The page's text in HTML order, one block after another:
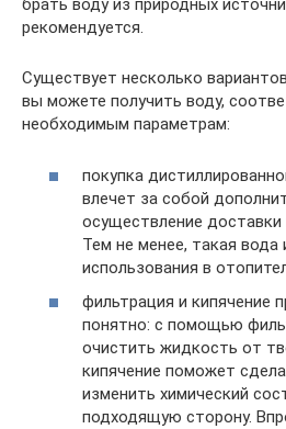
брать воду из природных
рекомендуется.
Существует несколько
вы можете получить воду,
необходимым параметрам:
покупка
влечет за собой
осуществление доставки
Тем не менее, такая
использования в
фильтрация и кипячение
понятно: с помощью
очистить жидкость от
кипячение поможет
изменить химический
подходящую сторону.